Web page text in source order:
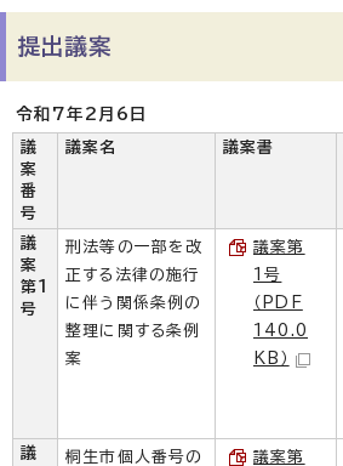
提出議案
令和7年2月6日
議
案
番
号
議案名 議案書
議
案
第1
号
刑法等の一部を改
正する法律の施行
に伴う関係条例の
整理に関する条例
案
議案第
1号
（PDF
140.0
KB）
議
桐生市個人番号の
議案第